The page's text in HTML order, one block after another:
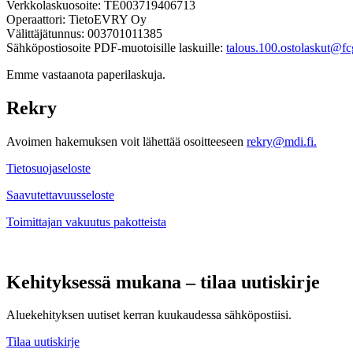
Verkkolaskuosoite: TE003719406713
Operaattori: TietoEVRY Oy
Välittäjätunnus: 003701011385
Sähköpostiosoite PDF-muotoisille laskuille:
Emme vastaanota paperilaskuja.
Rekry
Avoimen hakemuksen voit lähettää osoitteeseen rekry@mdi.fi.
Tietosuojaseloste
Saavutettavuusseloste
Toimittajan vakuutus pakotteista
Kehityksessä mukana – tilaa uutiskirje
Aluekehityksen uutiset kerran kuukaudessa sähköpostiisi.
Tilaa uutiskirje